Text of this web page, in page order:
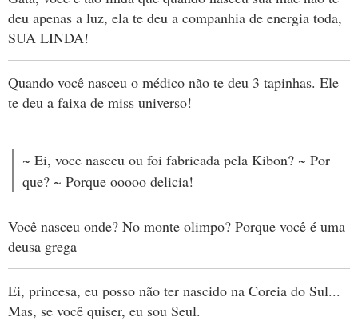
deu apenas a luz, ela te deu a companhia de energia toda,
SUA LINDA!
Quando você nasceu o médico não te deu 3 tapinhas. Ele
te deu a faixa de miss universo!
~ Ei, voce nasceu ou foi fabricada pela Kibon? ~ Por
que? ~ Porque ooooo delicia!
Você nasceu onde? No monte olimpo? Porque você é uma
deusa grega
Ei, princesa, eu posso não ter nascido na Coreia do Sul...
Mas, se você quiser, eu sou Seul.